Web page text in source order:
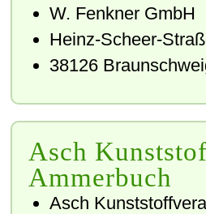
W. Fenkner GmbH
Heinz-Scheer-
38126
Asch
Ammerbuch
Asch